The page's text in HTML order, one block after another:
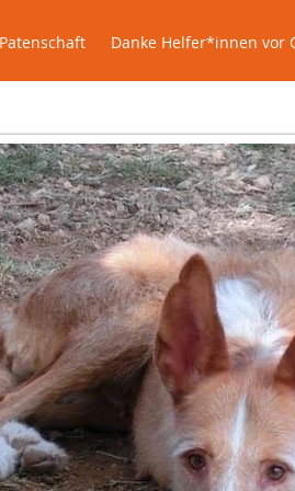
Kontakt Los
Patenschaft Danke Helfer*innen vor